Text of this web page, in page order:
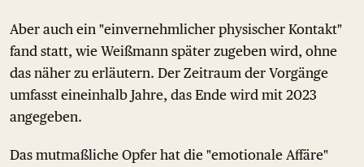
Aber auch ein "einvernehmlicher physischer Kontakt"
fand statt, wie Weißmann später zugeben wird, ohne
das näher zu erläutern. Der Zeitraum der Vorgänge
umfasst eineinhalb Jahre, das Ende wird mit 2023
angegeben.
Das mutmaßliche Opfer hat die "emotionale Affäre"